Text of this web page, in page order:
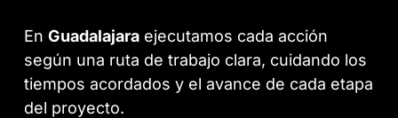
EnGuadalajara ejecutamos cada acción
según una ruta de trabajo clara, cuidando los
tiempos acordados y el avance de cada etapa
del proyecto.